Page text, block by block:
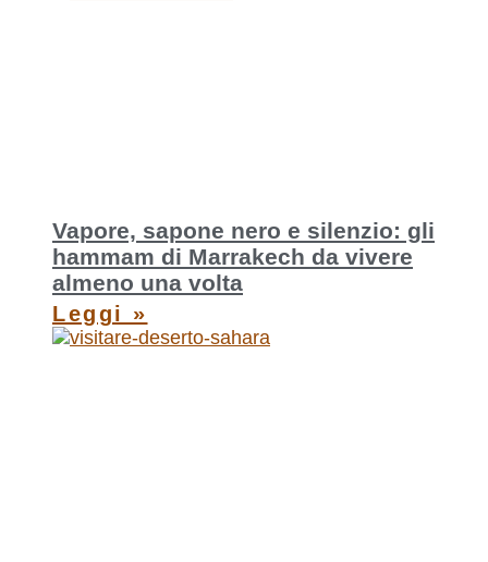
Vapore, sapone nero e silenzio: gli
hammam di Marrakech da vivere
almeno una volta
Leggi »